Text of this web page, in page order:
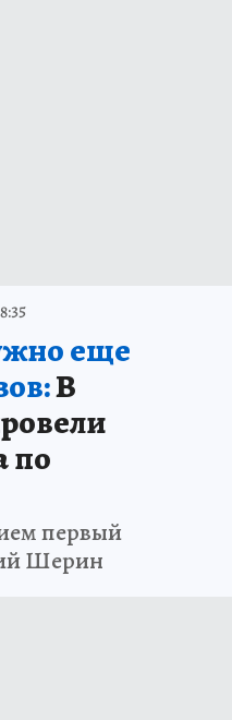
еще
В
по
первый
Шерин